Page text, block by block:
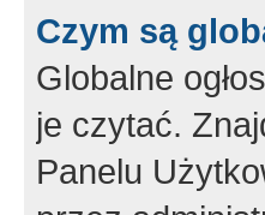
Czym są
Globalne
je czytać.
Panelu